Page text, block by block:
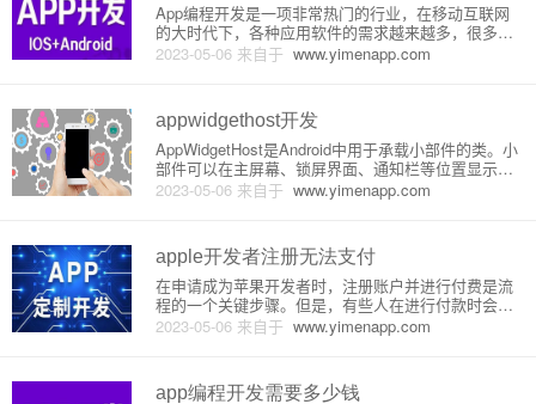
2023-05-06 来自于 www.yimenapp.com
App编程开发是一项非常热门的行业，在移动互联网
的大时代下，各种应用软件的需求越来越多，很多人
也希望能够开发属于自己的App软件。但是，App软件
的开发需要一定的技术和资源投入，接下来我们会详
本是最重
appwidgethost开发
2023-05-06 来自于 www.yimenapp.com
AppWidgetHost是Android中用于承载小部件的类。小
部件可以在主屏幕、锁屏界面、通知栏等位置显示，
是很多Android应用的重要功能。通过AppWidgetHos
t，我们可以获取已经安装的小部件，并将它们添加到
apple开发者注册无法支付
2023-05-06 来自于 www.yimenapp.com
在申请成为苹果开发者时，注册账户并进行付费是流
程的一个关键步骤。但是，有些人在进行付款时会遇
到各种问题，其中最常见的问题是无法支付。这里我
们来探讨一下这种情况的可能原因和解决方法。1. 信
息存在问题。这包括但不
app编程开发需要多少钱